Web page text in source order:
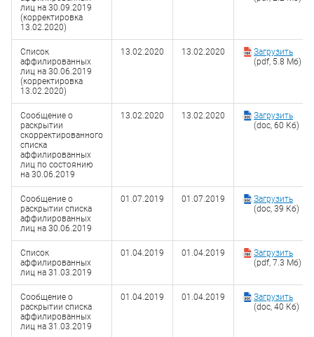
лиц на 30.09.2019
(корректировка
13.02.2020)
Список
аффилированных
лиц на 30.06.2019
(корректировка
13.02.2020)
13.02.2020 13.02.2020
Загрузить
(pdf, 5.8 Мб)
Сообщение о
раскрытии
скорректированного
списка
аффилированных
лиц по состоянию
на 30.06.2019
13.02.2020 13.02.2020
Загрузить
(doc, 60 Кб)
Сообщение о
раскрытии списка
аффилированных
лиц на 30.06.2019
01.07.2019 01.07.2019
Загрузить
(doc, 39 Кб)
Список
аффилированных
лиц на 31.03.2019
01.04.2019 01.04.2019
Загрузить
(pdf, 7.3 Мб)
Сообщение о
раскрытии списка
аффилированных
лиц на 31.03.2019
01.04.2019 01.04.2019
Загрузить
(doc, 40 Кб)